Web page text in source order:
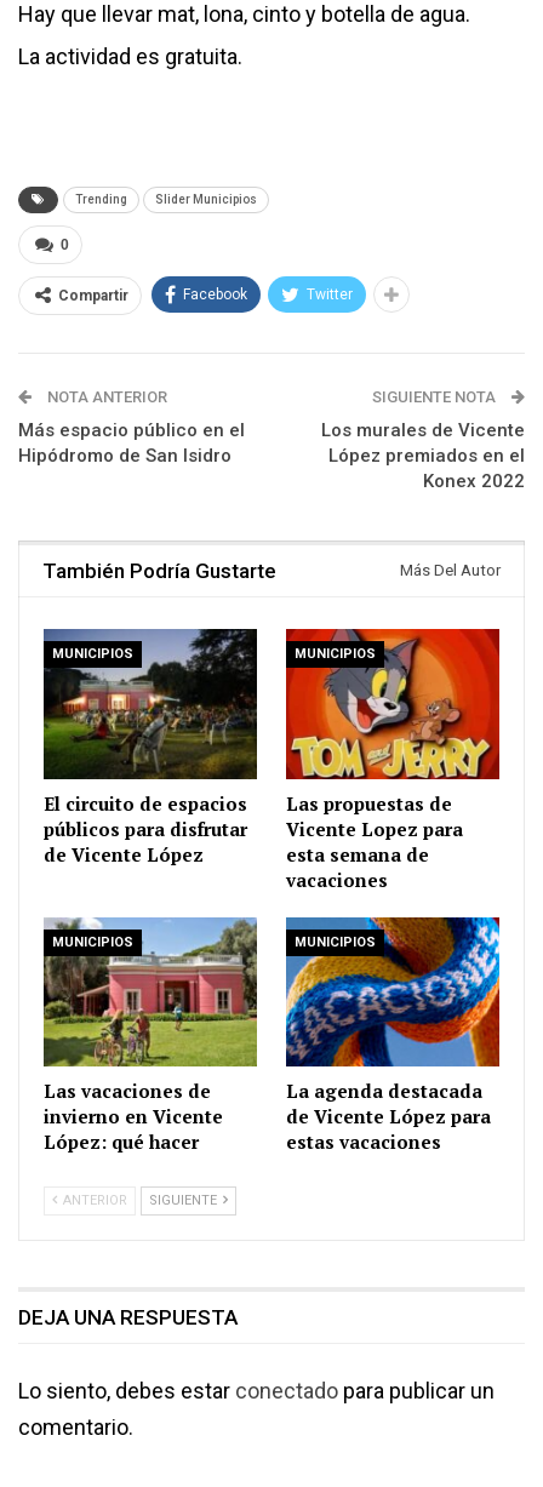
Hay que llevar mat, lona, cinto y botella de agua.
La actividad es gratuita.
Trending Slider Municipios
0
Compartir Facebook Twitter
NOTA ANTERIOR
Más espacio público en el
Hipódromo de San Isidro
SIGUIENTE NOTA
Los murales de Vicente
López premiados en el
Konex 2022
También Podría Gustarte Más Del Autor
MUNICIPIOS
El circuito de espacios
públicos para disfrutar
de Vicente López
MUNICIPIOS
Las propuestas de
Vicente Lopez para
esta semana de
vacaciones
MUNICIPIOS
Las vacaciones de
invierno en Vicente
López: qué hacer
MUNICIPIOS
La agenda destacada
de Vicente López para
estas vacaciones
ANTERIOR SIGUIENTE
DEJA UNA RESPUESTA
Lo siento, debes estar conectado para publicar un
comentario.